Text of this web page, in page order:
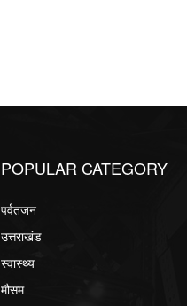
POPULAR CATEGORY
पर्वतजन
उत्तराखंड
स्वास्थ्य
मौसम